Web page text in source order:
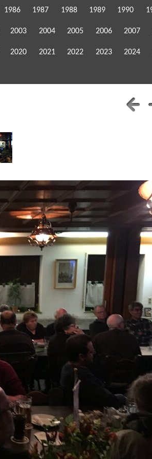
1986 1987 1988 1989 1990
2003 2004 2005 2006 2007
2020 2021 2022 2023 2024